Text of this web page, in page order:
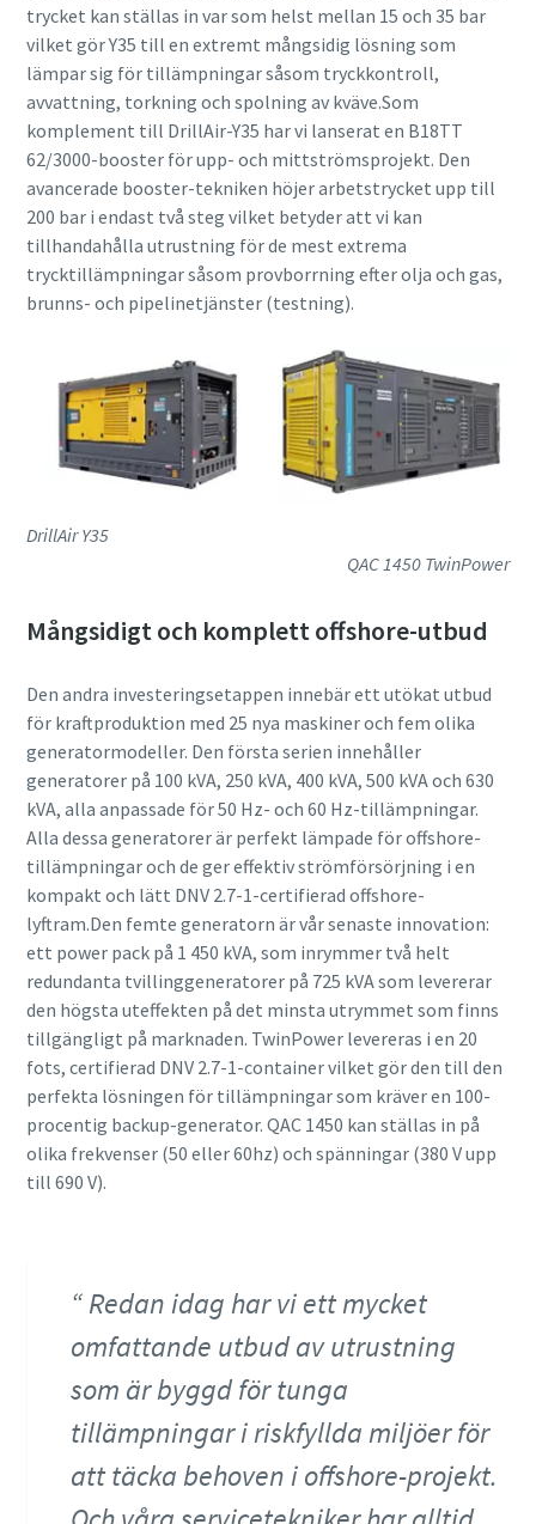
trycket kan ställas in var som helst mellan 15 och 35 bar
vilket gör Y35 till en extremt mångsidig lösning som
lämpar sig för tillämpningar såsom tryckkontroll,
avvattning, torkning och spolning av kväve.Som
komplement till DrillAir-Y35 har vi lanserat en B18TT
62/3000-booster för upp- och mittströmsprojekt. Den
avancerade booster-tekniken höjer arbetstrycket upp till
200 bar i endast två steg vilket betyder att vi kan
tillhandahålla utrustning för de mest extrema
trycktillämpningar såsom provborrning efter olja och gas,
brunns- och pipelinetjänster (testning).
DrillAir Y35
QAC 1450 TwinPower
Mångsidigt och komplett offshore-utbud
Den andra investeringsetappen innebär ett utökat utbud
för kraftproduktion med 25 nya maskiner och fem olika
generatormodeller. Den första serien innehåller
generatorer på 100 kVA, 250 kVA, 400 kVA, 500 kVA och 630
kVA, alla anpassade för 50 Hz- och 60 Hz-tillämpningar.
Alla dessa generatorer är perfekt lämpade för offshore-
tillämpningar och de ger effektiv strömförsörjning i en
kompakt och lätt DNV 2.7-1-certifierad offshore-
lyftram.Den femte generatorn är vår senaste innovation:
ett power pack på 1 450 kVA, som inrymmer två helt
redundanta tvillinggeneratorer på 725 kVA som levererar
den högsta uteffekten på det minsta utrymmet som finns
tillgängligt på marknaden. TwinPower levereras i en 20
fots, certifierad DNV 2.7-1-container vilket gör den till den
perfekta lösningen för tillämpningar som kräver en 100-
procentig backup-generator. QAC 1450 kan ställas in på
olika frekvenser (50 eller 60hz) och spänningar (380 V upp
till 690 V).
Redan idag har vi ett mycket
omfattande utbud av utrustning
som är byggd för tunga
tillämpningar i riskfyllda miljöer för
att täcka behoven i offshore-projekt.